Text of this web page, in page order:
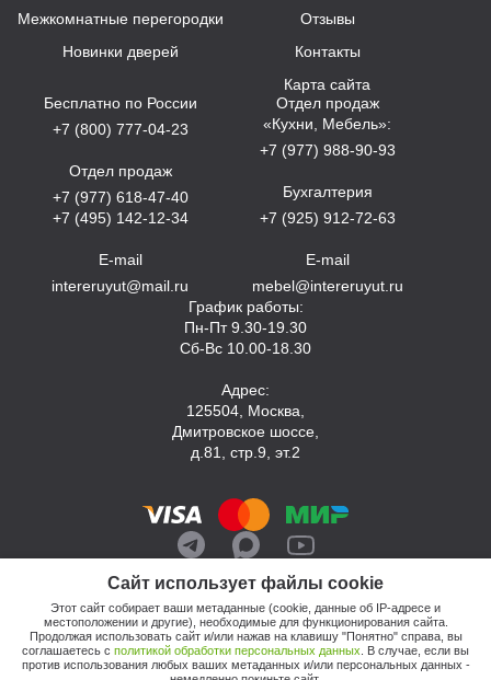
Сайт использует файлы cookie
Этот сайт собирает ваши метаданные (cookie, данные об IP-адресе и
местоположении и другие), необходимые для функционирования сайта.
Продолжая использовать сайт и/или нажав на клавишу "Понятно" справа, вы
соглашаетесь с политикой обработки персональных данных . В случае, если вы
против использования любых ваших метаданных и/или персональных данных -
Межкомнатные перегородки
Новинки дверей
Отзывы
Контакты
Карта сайта
Бесплатно по России
+7 (800) 777-04-23
Отдел продаж
+7 (977) 618-47-40
+7 (495) 142-12-34
E-mail
intereruyut@mail.ru
Отдел продаж
«Кухни, Мебель»:
+7 (977) 988-90-93
Бухгалтерия
+7 (925) 912-72-63
E-mail
mebel@intereruyut.ru
График работы:
Пн-Пт 9.30-19.30
Сб-Вс 10.00-18.30
Адрес:
125504, Москва,
Дмитровское шоссе,
д.81, стр.9, эт.2
© 2026, Компания «Интерьер Уют»